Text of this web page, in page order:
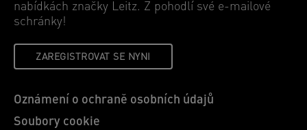
nabídkách značky Leitz. Z pohodlí své e-mailové
schránky!
ZAREGISTROVAT SE NYNI
Oznámení o ochraně osobních údajů
Soubory cookie